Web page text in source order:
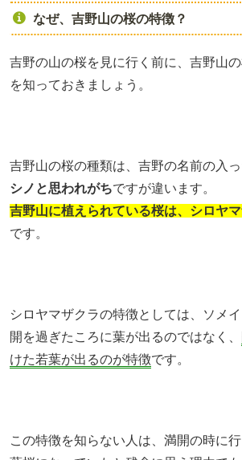
なぜ、吉野山の桜の特徴？
吉野の山の桜を見に行く前に、吉野山
を知っておきましょう。
吉野山の桜の種類は、吉野の名前の入っ
シノと思われがちですが違います。
吉野山に植えられている桜は、シロヤ
です。
シロヤマザクラの特徴としては、ソメ
開を過ぎたころに葉が出るのではなく、
けた若葉が出るのが特徴です。
この特徴を知らない人は、満開の時に